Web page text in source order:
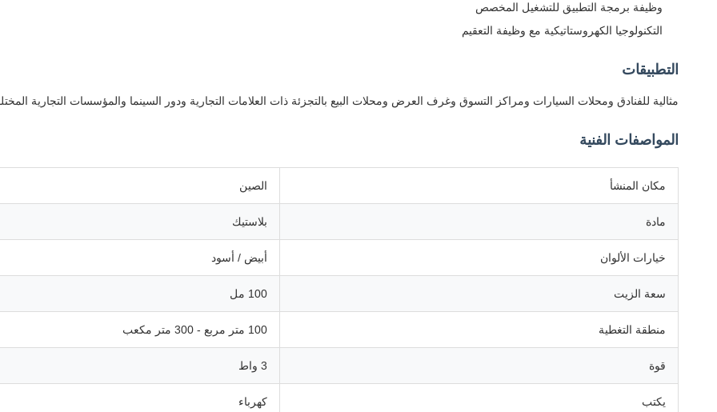
وظيفة برمجة التطبيق للتشغيل المخصص
التكنولوجيا الكهروستاتيكية مع وظيفة التعقيم
التطبيقات
مثالية للفنادق ومحلات السيارات ومراكز التسوق وغرف العرض ومحلات البيع بالتجزئة ذات العلامات التجارية ودور السينما والمؤسسات التجارية
المواصفات الفنية
مكان المنشأ الصين
مادة بلاستيك
خيارات الألوان أبيض / أسود
سعة الزيت 100 مل
منطقة التغطية 100 متر مربع - 300 متر مكعب
قوة 3 واط
يكتب كهرباء